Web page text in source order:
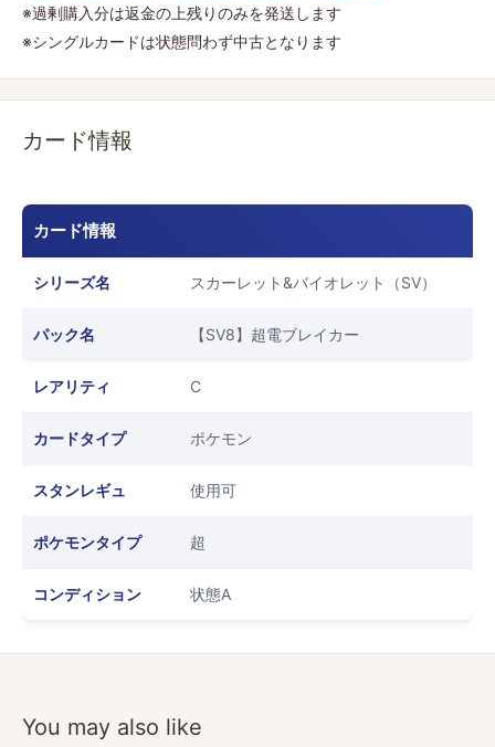
※過剰購入分は返金の上残りのみを発送します
※シングルカードは状態問わず中古となります
カード情報
カード情報
シリーズ名 スカーレット&バイオレット（SV）
パック名 【SV8】超電ブレイカー
レアリティ C
カードタイプ ポケモン
スタンレギュ 使用可
ポケモンタイプ 超
コンディション 状態A
You may also like